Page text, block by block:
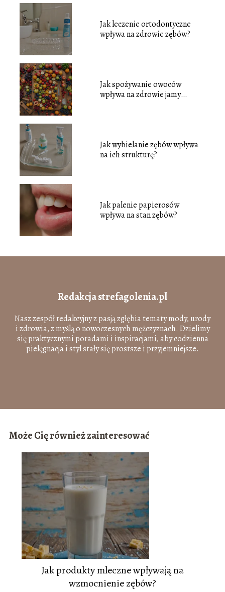
Jak leczenie ortodontyczne
wpływa na zdrowie zębów?
Jak spożywanie owoców
wpływa na zdrowie jamy
Jak wybielanie zębów wpływa
na ich strukturę?
Jak palenie papierosów
wpływa na stan zębów?
Redakcja strefagolenia.pl
Nasz zespół redakcyjny z pasją zgłębia tematy mody, urody
i zdrowia, z myślą o nowoczesnych mężczyznach. Dzielimy
się praktycznymi poradami i inspiracjami, aby codzienna
pielęgnacja i styl stały się prostsze i przyjemniejsze.
Może Cię również zainteresować
Jak produkty mleczne wpływają na
wzmocnienie zębów?